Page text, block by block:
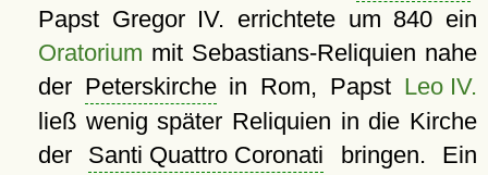
Papst Gregor IV. errichtete um 840 ein
Oratorium mit Sebastians-Reliquien nahe
der Peterskirchein Rom, Papst Leo IV.
ließ wenig später Reliquien in die Kirche
der Santi Quattro Coronati bringen. Ein